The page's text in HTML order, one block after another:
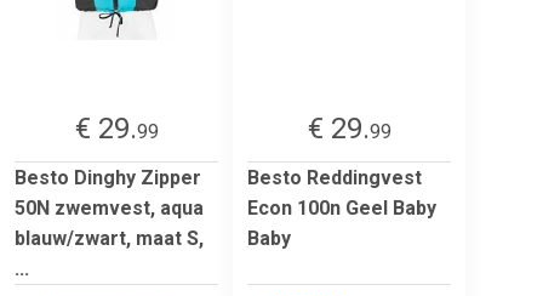
€ 29.99
Besto Dinghy Zipper
50N zwemvest, aqua
blauw/zwart, maat S,
...
€ 29.99
Besto Reddingvest
Econ 100n Geel Baby
Baby